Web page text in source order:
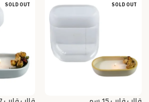
SOLD OUT
SOLD OUT